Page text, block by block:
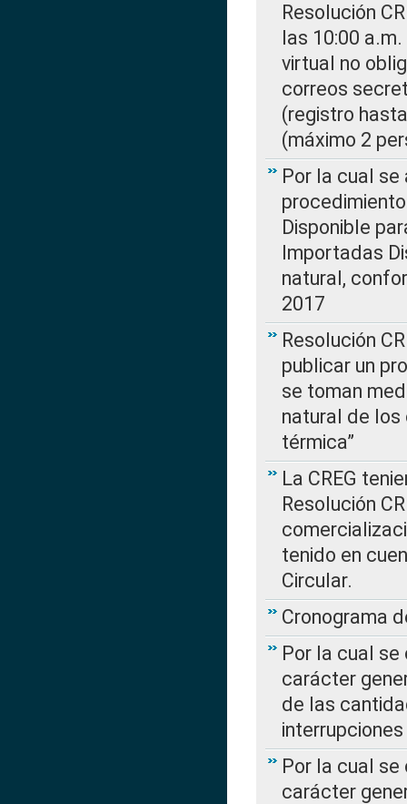
Resolución
las 10:00
virtual no
correos
(registro
(máximo 2
Por la cual
Disponible
Importadas
natural,
2017
Resolución
publicar un
se toman
natural de los
térmica”
La CREG
Resolución
tenido en
Circular.
Cronograma
Por la cual
carácter
de las
Por la cual
carácter